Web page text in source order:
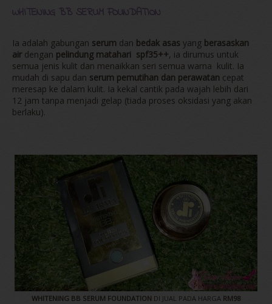
WHITENING BB SERUM FOUNDATION
Ia adalah gabungan serum dan bedak asas yang berasaskan
airdengan pelindung matahari spf35++, ia dirumus untuk
semua jenis kulit dan menaikkan seri semua warna kulit. Ia
mudah di sapu dan serum pemutihan dan perawatan cepat
meresap ke dalam kulit. Ia kekal cantik pada wajah lebih dari
12 jam tanpa menjadi gelap (tiada proses oksidasi yang akan
berlaku).
WHITENING BB SERUM FOUNDATION DI JUAL PADA HARGA RM98